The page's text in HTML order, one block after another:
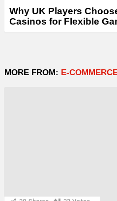
Why UK Players
Casinos for Flexible
MORE FROM: E-